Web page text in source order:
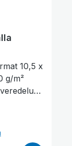
10,5 x
g/m²
aus